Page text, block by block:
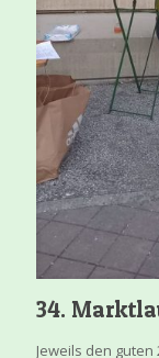
34.
Jeweils den